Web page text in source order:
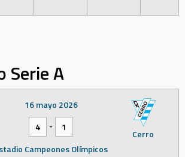
Serie A
Cerro
16 mayo 2026
4
-
1
Campeones Olímpicos